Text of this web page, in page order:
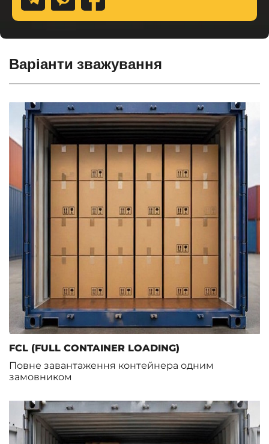
Варіанти зважування
FCL (FULL CONTAINER LOADING)
Повне завантаження контейнера одним
замовником